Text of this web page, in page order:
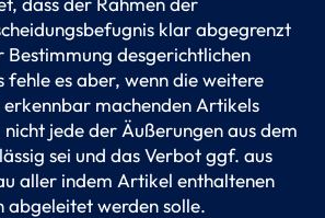
klar abgegrenzt
Bestimmung desgerichtlichen
fehle es aber, wenn die weitere
erkennbar machenden Artikels
jede der Äußerungen aus dem
sei und das Verbot ggf. aus
aller indem Artikel enthaltenen
abgeleitet werden solle.